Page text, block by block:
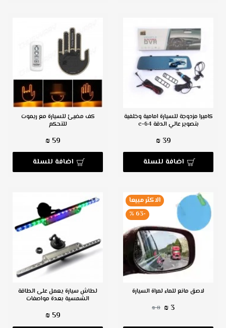
كاميرا مزدوجة للسيارة امامية وخلفية
بتصوير عالي الدقة c-64
39 ₪
اضافة للسلة
كف مضيئ للسيارة مع ريموت
للتحكم
59 ₪
اضافة للسلة
الاكثر مبيعا
-63 %
لاصق مانع للماء لمراة السيارة
3 ₪
8 ₪
لطاش سيارة يعمل على الطاقة
الشمسية بعدة مواصفات
59 ₪